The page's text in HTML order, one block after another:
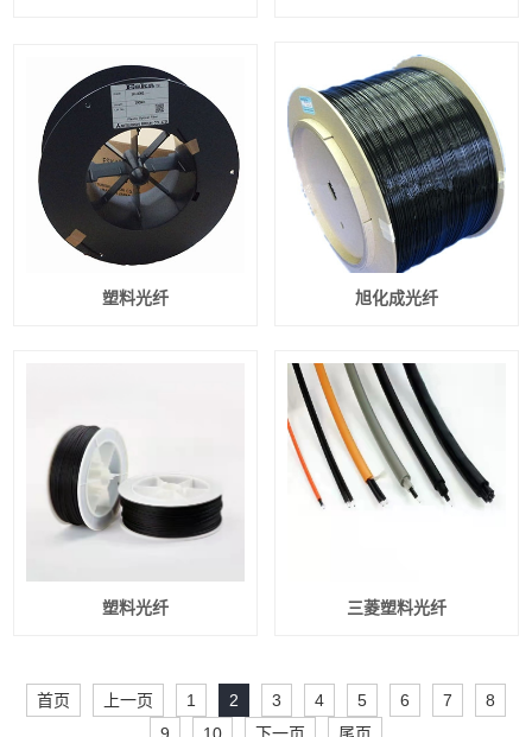
塑料光纤 旭化成光纤
塑料光纤 三菱塑料光纤
首页 上一页 1 2 3 4 5 6 7
8
9
10 下一页 尾页